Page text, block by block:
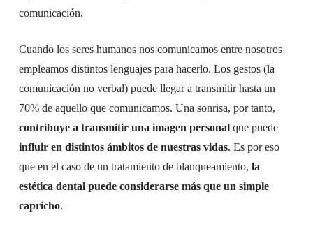
comunicación.
Cuando los seres humanos nos comunicamos entre nosotros
empleamos distintos lenguajes para hacerlo. Los gestos (la
comunicación no verbal) puede llegar a transmitir hasta un
70% de aquello que comunicamos. Una sonrisa, por tanto,
contribuye a transmitir una imagen personal que puede
influir en distintos ámbitos de nuestras vidas. Es por eso
que en el caso de un tratamiento de blanqueamiento, la
estética dental puede considerarse más que un simple
capricho.